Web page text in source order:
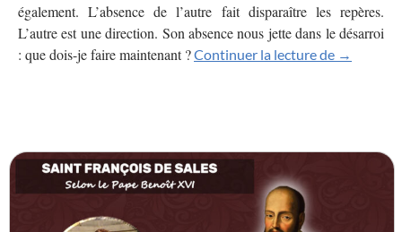
également. L’absence de l’autre fait disparaître les repères.
L’autre est une direction. Son absence nous jette dans le désarroi
: que dois-je faire maintenant ?Continuer la lecture de La vie
→